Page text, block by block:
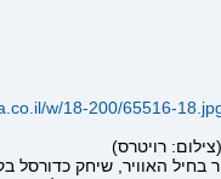
w/18-200/65516-
רויטרס)
מפקד בכיר בחיל האוויר, שיחק